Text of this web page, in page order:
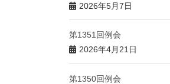
2026年5月7日
第1351回例会
2026年4月21日
第1350回例会